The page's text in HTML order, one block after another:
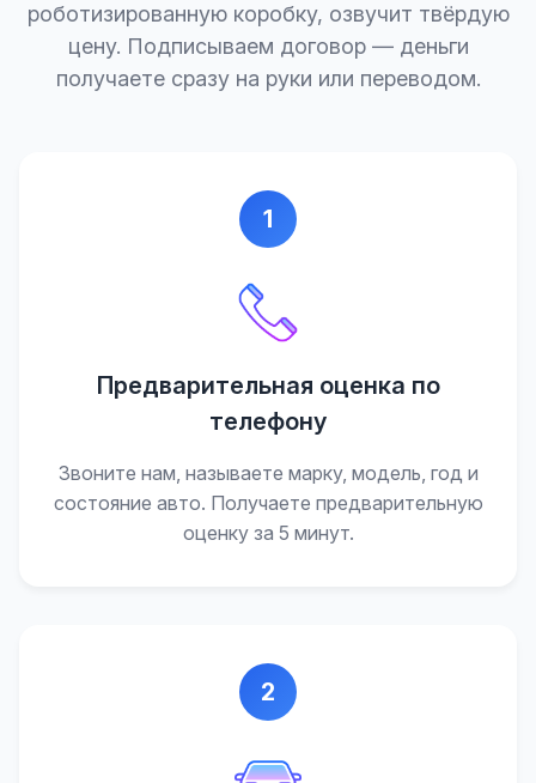
роботизированную коробку, озвучит твёрдую
цену. Подписываем договор — деньги
получаете сразу на руки или переводом.
1
Предварительная оценка по
телефону
Звоните нам, называете марку, модель, год и
состояние авто. Получаете предварительную
оценку за 5 минут.
2